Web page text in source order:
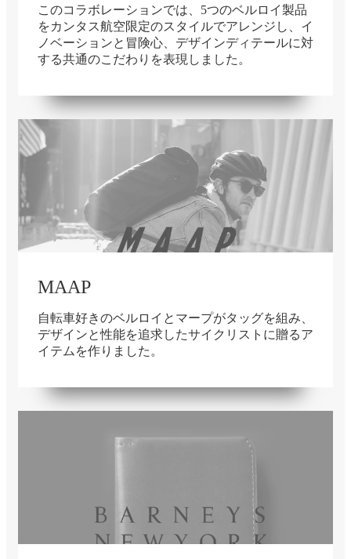
在庫切れ
このコラボレーションでは、5つのベルロイ製品
をカンタス航空限定のスタイルでアレンジし、イ
ノベーションと冒険心、デザインディテールに対
する共通のこだわりを表現しました。
MAAP
自転車好きのベルロイとマープがタッグを組み、
デザインと性能を追求したサイクリストに贈るア
イテムを作りました。